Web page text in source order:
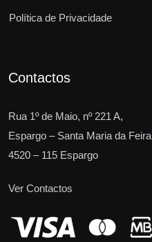
Política de Privacidade
Contactos
Rua 1º de Maio, nº 221 A,
Espargo – Santa Maria da Feira
4520 – 115 Espargo
Ver Contactos